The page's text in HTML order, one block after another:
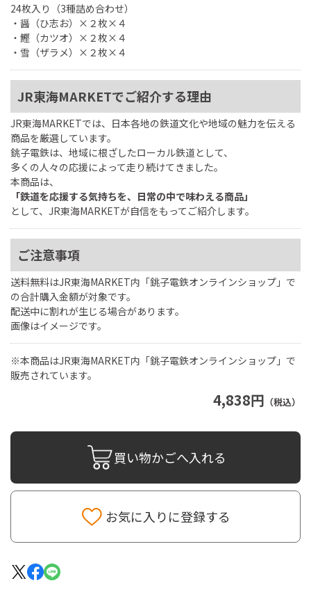
4,838円 （税込）
24枚入り（3種詰め合わせ）
・醤（ひ志お）×２枚×４
・鰹（カツオ）×２枚×４
・雪（ザラメ）×２枚×４
JR東海MARKETでご紹介する理由
JR東海MARKETでは、日本各地の鉄道文化や地域の魅力を伝える
商品を厳選しています。
銚子電鉄は、地域に根ざしたローカル鉄道として、
多くの人々の応援によって走り続けてきました。
本商品は、
「鉄道を応援する気持ちを、日常の中で味わえる商品」
として、JR東海MARKETが自信をもってご紹介します。
ご注意事項
送料無料はJR東海MARKET内「銚子電鉄オンラインショップ」で
の合計購入金額が対象です。
配送中に割れが生じる場合があります。
画像はイメージです。
※本商品はJR東海MARKET内「銚子電鉄オンラインショップ」で
販売されています。
買い物かごへ入れる
お気に入りに登録する